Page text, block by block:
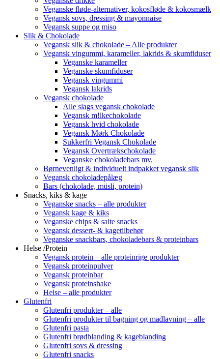
Veganske fløde-alternativer, kokosfløde & kokosmælk
Vegansk sovs, dressing & mayonnaise
Vegansk suppe og miso
Slik & Chokolade
Vegansk slik & chokolade – Alle produkter
Vegansk vingummi, karameller, lakrids & skumfiduser
Veganske karameller
Veganske skumfiduser
Vegansk vingummi
Vegansk lakrids
Vegansk chokolade
Alle slags vegansk chokolade
Vegansk m!lkechokolade
Vegansk hvid chokolade
Vegansk Mørk Chokolade
Sukkerfri Vegansk Chokolade
Vegansk Overtrækschokolade
Veganske chokoladebars mv.
Børnevenligt & individuelt indpakket vegansk slik
Vegansk chokoladepålæg
Bars (chokolade, müsli, protein)
Snacks, kiks & kage
Veganske snacks – alle produkter
Vegansk kage & kiks
Veganske chips & salte snacks
Vegansk dessert- & kagetilbehør
Veganske snackbars, chokoladebars & proteinbars
Helse /Protein
Vegansk protein – alle proteinrige produkter
Vegansk proteinpulver
Vegansk proteinbar
Vegansk proteinshake
Helse – alle produkter
Glutenfri
Glutenfri produkter – alle
Glutenfri produkter til bagning og madlavning – alle
Glutenfri pasta
Glutenfri brødblanding & kageblanding
Glutenfri sovs & dressing
Glutenfri snacks